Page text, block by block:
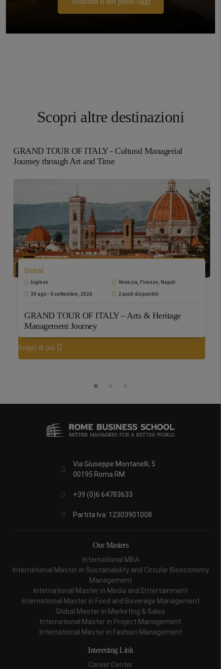
Scopri altre destinazioni
GRAND TOUR OF ITALY - Cultural Managerial
Journey through Art and Time
Global
Inglese Venezia, Firenze, Napoli
30 ago - 6 settembre, 2026 2 posti disponibili
GRAND TOUR OF ITALY – Arts & Heritage
Management Journey
Scopri di più
Via Giuseppe Montanelli, 5
00195 Roma RM
+39 (0)6 64783633
Partita Iva: 12303901008
Our Masters
International MBA
International Master in Sustainability and Circular Bioeconomy
Management
International Master in Media and Entertainment
International Master in Food and Beverage Management
Global Master in Marketing & Sales
International Master in Project Management
International Master in Fashion Management
Interesting Link
Career Center